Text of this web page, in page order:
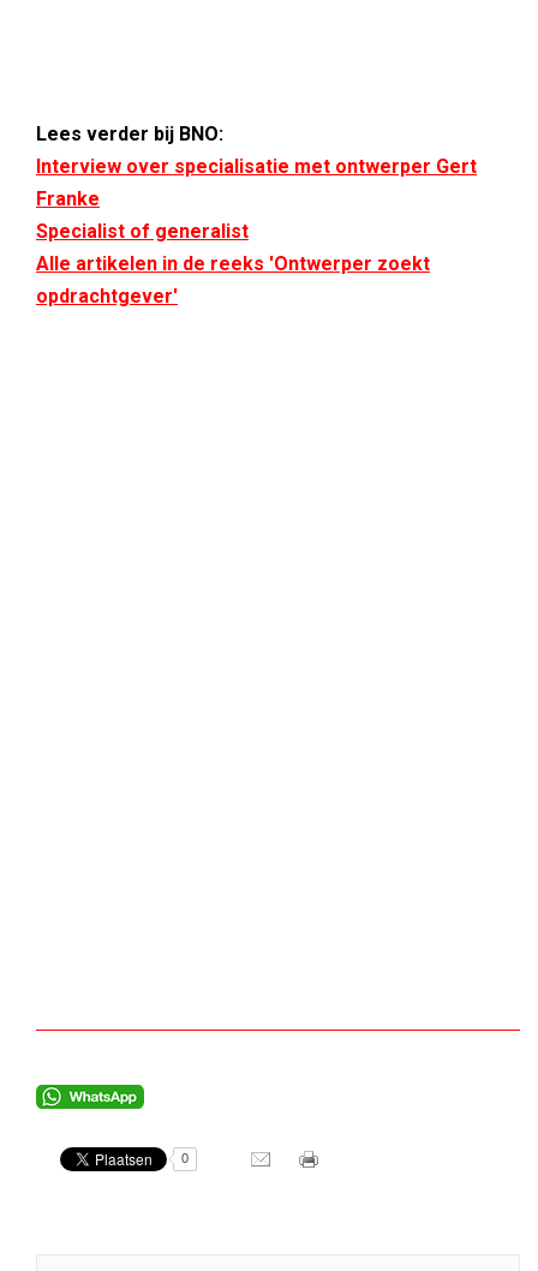
Lees verder bij BNO:
Interview over specialisatie met ontwerper Gert
Franke
Specialist of generalist
Alle artikelen in de reeks 'Ontwerper zoekt
opdrachtgever'
0